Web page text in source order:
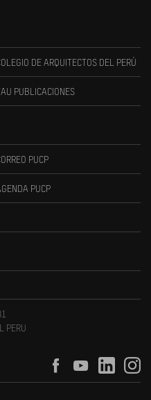
DE ARQUITECTOS DEL PERÚ
PUBLICACIONES
PUCP
PUCP
PERU